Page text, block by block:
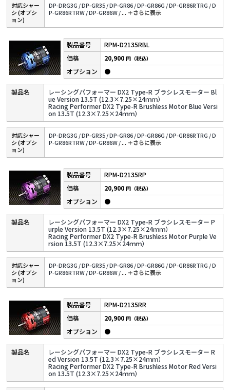
対応シャー
シ (オプシ
ョン)
DP-DRG3G /DP-GR35 /DP-GR86 /DP-GR86G /DP-GR86RTRG /D
P-GR86RTRW /DP-GR86W /... ＋さらに表⽰
RPM-D2135RBL
レーシングパフォーマー DX2 Type-R ブラシレスモーター Bl
ue Version 13.5T (12.3×7.25×24ｍｍ）
Racing Performer DX2 Type-R Brushless Motor Blue Versi
on 13.5T (12.3×7.25×24ｍｍ）
20,900円（税込）
●
対応シャー
シ (オプシ
ョン)
DP-DRG3G /DP-GR35 /DP-GR86 /DP-GR86G /DP-GR86RTRG /D
P-GR86RTRW /DP-GR86W /... ＋さらに表⽰
RPM-D2135RP
レーシングパフォーマー DX2 Type-R ブラシレスモーター P
urple Version 13.5T (12.3×7.25×24ｍｍ）
Racing Performer DX2 Type-R Brushless Motor Purple Ve
rsion 13.5T (12.3×7.25×24ｍｍ）
20,900円（税込）
●
対応シャー
シ (オプシ
ョン)
DP-DRG3G /DP-GR35 /DP-GR86 /DP-GR86G /DP-GR86RTRG /D
P-GR86RTRW /DP-GR86W /... ＋さらに表⽰
RPM-D2135RR
レーシングパフォーマー DX2 Type-R ブラシレスモーター R
ed Version 13.5T (12.3×7.25×24ｍｍ）
Racing Performer DX2 Type-R Brushless Motor Red Versi
on 13.5T (12.3×7.25×24ｍｍ）
20,900円（税込）
●